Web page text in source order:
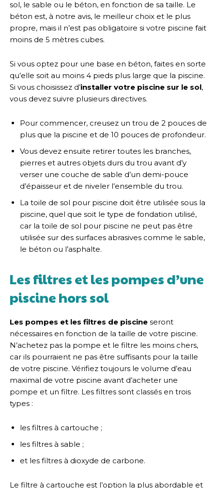
sol, le sable ou le béton, en fonction de sa taille. Le
béton est, à notre avis, le meilleur choix et le plus
propre, mais il n’est pas obligatoire si votre piscine fait
moins de 5 mètres cubes.
Si vous optez pour une base en béton, faites en sorte
qu’elle soit au moins 4 pieds plus large que la piscine.
Si vous choisissez d’installer votre piscine sur le sol,
vous devez suivre plusieurs directives.
Pour commencer, creusez un trou de 2 pouces de
plus que la piscine et de 10 pouces de profondeur.
Vous devez ensuite retirer toutes les branches,
pierres et autres objets durs du trou avant d’y
verser une couche de sable d’un demi-pouce
d’épaisseur et de niveler l’ensemble du trou.
La toile de sol pour piscine doit être utilisée sous la
piscine, quel que soit le type de fondation utilisé,
car la toile de sol pour piscine ne peut pas être
utilisée sur des surfaces abrasives comme le sable,
le béton ou l’asphalte.
Les filtres et les pompes d’une
piscine hors sol
Les pompes et les filtres de piscine seront
nécessaires en fonction de la taille de votre piscine.
N’achetez pas la pompe et le filtre les moins chers,
car ils pourraient ne pas être suffisants pour la taille
de votre piscine. Vérifiez toujours le volume d’eau
maximal de votre piscine avant d’acheter une
pompe et un filtre. Les filtres sont classés en trois
types :
les filtres à cartouche ;
les filtres à sable ;
et les filtres à dioxyde de carbone.
Le filtre à cartouche est l’option la plus abordable et